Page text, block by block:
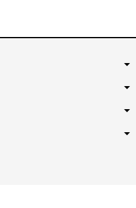
320 грн Купить